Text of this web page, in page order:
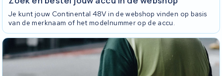
Je kunt jouw Continental 48V in de webshop vinden op basis
van de merknaam of het modelnummer op de accu.